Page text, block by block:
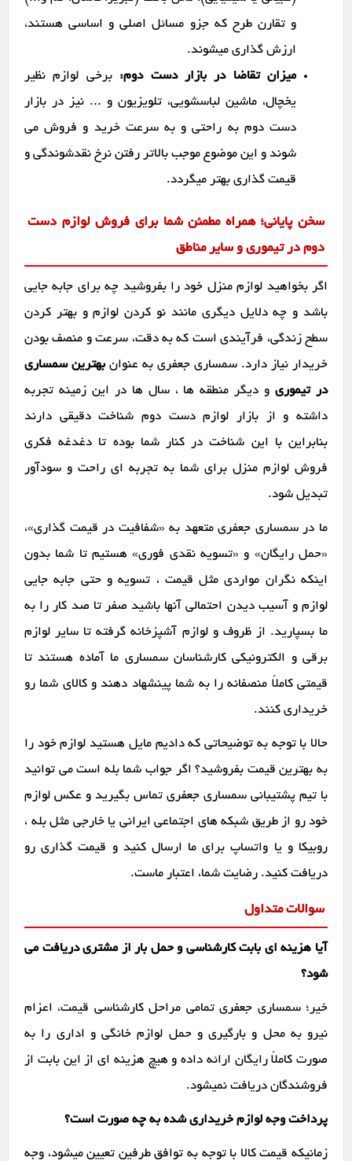
و تقارن طرح که جزو مسائل اصلی و اساسی هستند،
ارزش گذاری میشوند.
میزان تقاضا در بازار دست دوم: برخی لوازم نظیر
یخچال، ماشین لباسشویی، تلویزیون و ... نیز در بازار
دست دوم به راحتی و به سرعت خرید و فروش می
شوند و این موضوع موجب بالاتر رفتن نرخ نقدشوندگی و
قیمت گذاری بهتر میگردد.
سخن پایانی؛ همراه مطمئن شما برای فروش لوازم دست
دوم در تیموری و سایر مناطق
اگر بخواهید لوازم منزل خود را بفروشید چه برای جابه جایی
باشد و چه دلایل دیگری مانند نو کردن لوازم و بهتر کردن
سطح زندگی، فرآیندی است که به دقت، سرعت و منصف بودن
خریدار نیاز دارد. سمساری جعفری به عنوان بهترین سمساری
در تیموریو دیگر منطقه ها ، سال ها در این زمینه تجربه
داشته و از بازار لوازم دست دوم شناخت دقیقی دارند
بنابراین با این شناخت در کنار شما بوده تا دغدغه فکری
فروش لوازم منزل برای شما به تجربه ای راحت و سودآور
تبدیل شود.
ما در سمساری جعفری متعهد به «شفافیت در قیمت گذاری»،
«حمل رایگان» و «تسویه نقدی فوری» هستیم تا شما بدون
اینکه نگران مواردی مثل قیمت ، تسویه و حتی جابه جایی
لوازم و آسیب دیدن احتمالی آنها باشید صفر تا صد کار را به
ما بسپارید. از ظروف و لوازم آشپزخانه گرفته تا سایر لوازم
برقی و الکترونیکی کارشناسان سمساری ما آماده هستند تا
قیمتی کاملاً منصفانه را به شما پینشهاد دهند و کالای شما رو
خریداری کنند.
حالا با توجه به توضیحاتی که دادیم مایل هستید لوازم خود را
به بهترین قیمت بفروشید؟ اگر جواب شما بله است می توانید
با تیم پشتیبانی سمساری جعفری تماس بگیرید و عکس لوازم
خود رو از طریق شبکه های اجتماعی ایرانی یا خارجی مثل بله ،
روبیکا و یا واتساپ برای ما ارسال کنید و قیمت گذاری رو
دریافت کنید. رضایت شما، اعتبار ماست.
سوالات متداول
آیا هزینه ای بابت کارشناسی و حمل بار از مشتری دریافت می
شود؟
خیر؛ سمساری جعفری تمامی مراحل کارشناسی قیمت، اعزام
نیرو به محل و بارگیری و حمل لوازم خانگی و اداری را به
صورت کاملاً رایگان ارائه داده و هیچ هزینه ای از این بابت از
فروشندگان دریافت نمیشود.
پرداخت وجه لوازم خریداری شده به چه صورت است؟
زمانیکه قیمت کالا با توجه به توافق طرفین تعیین میشود، وجه